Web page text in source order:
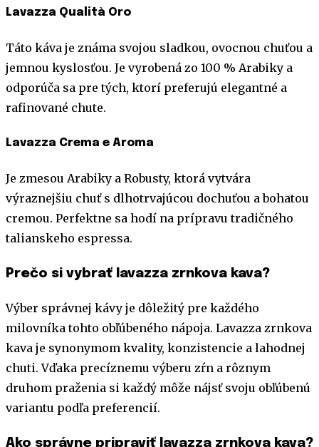
Lavazza Qualità Oro
Táto káva je známa svojou sladkou, ovocnou chuťou a
jemnou kyslosťou. Je vyrobená zo 100 % Arabiky a
odporúča sa pre tých, ktorí preferujú elegantné a
rafinované chute.
Lavazza Crema e Aroma
Je zmesou Arabiky a Robusty, ktorá vytvára
výraznejšiu chuť s dlhotrvajúcou dochuťou a bohatou
cremou. Perfektne sa hodí na prípravu tradičného
talianskeho espressa.
Prečo si vybrať lavazza zrnkova kava?
Výber správnej kávy je dôležitý pre každého
milovníka tohto obľúbeného nápoja. Lavazza zrnkova
kava je synonymom kvality, konzistencie a lahodnej
chuti. Vďaka precíznemu výberu zŕn a rôznym
druhom praženia si každý môže nájsť svoju obľúbenú
variantu podľa preferencií.
Ako správne pripraviť lavazza zrnkova kava?